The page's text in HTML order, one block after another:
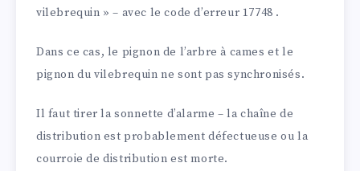
vilebrequin » – avec le code d’erreur 17748 .
Dans ce cas, le pignon de l’arbre à cames et le
pignon du vilebrequin ne sont pas synchronisés.
Il faut tirer la sonnette d’alarme – la chaîne de
distribution est probablement défectueuse ou la
courroie de distribution est morte.